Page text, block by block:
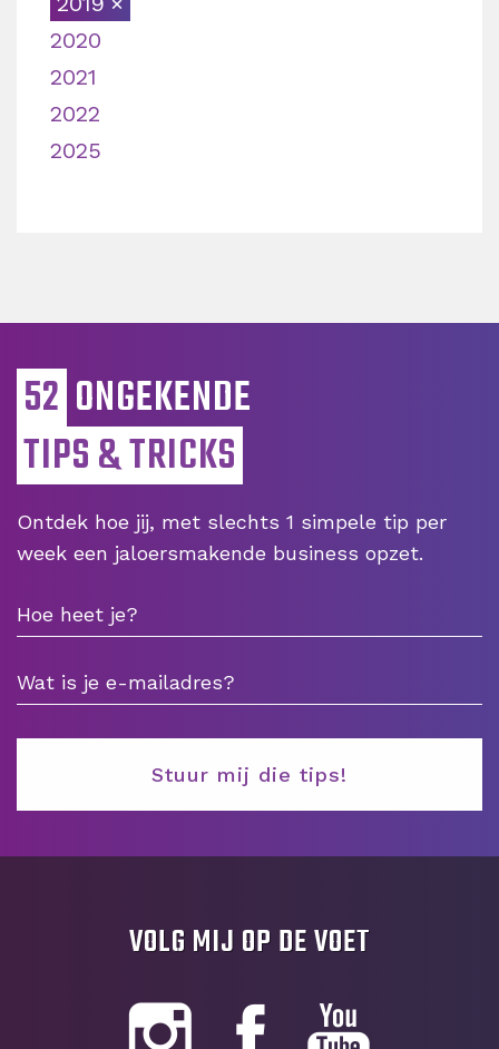
2020
2021
2022
2025
52 ONGEKENDE
TIPS & TRICKS
Ontdek hoe jij, met slechts 1 simpele tip per
week een jaloersmakende business opzet.
VOLG MIJ OP DE VOET